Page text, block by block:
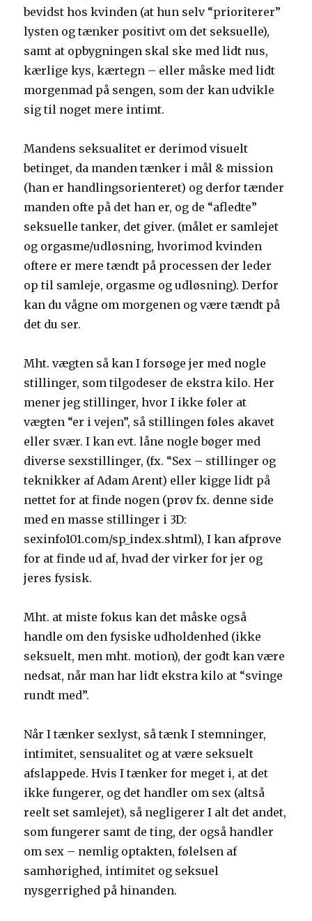
bevidst hos kvinden (at hun selv “prioriterer”
lysten og tænker positivt om det seksuelle),
samt at opbygningen skal ske med lidt nus,
kærlige kys, kærtegn – eller måske med lidt
morgenmad på sengen, som der kan udvikle
sig til noget mere intimt.
Mandens seksualitet er derimod visuelt
betinget, da manden tænker i mål & mission
(han er handlingsorienteret) og derfor tænder
manden ofte på det han er, og de “afledte”
seksuelle tanker, det giver. (målet er samlejet
og orgasme/udløsning, hvorimod kvinden
oftere er mere tændt på processen der leder
op til samleje, orgasme og udløsning). Derfor
kan du vågne om morgenen og være tændt på
det du ser.
Mht. vægten så kan I forsøge jer med nogle
stillinger, som tilgodeser de ekstra kilo. Her
mener jeg stillinger, hvor I ikke føler at
vægten “er i vejen”, så stillingen føles akavet
eller svær. I kan evt. låne nogle bøger med
diverse sexstillinger, (fx. “Sex – stillinger og
teknikker af Adam Arent) eller kigge lidt på
nettet for at finde nogen (prøv fx. denne side
med en masse stillinger i 3D:
sexinfo101.com/sp_index.shtml), I kan afprøve
for at finde ud af, hvad der virker for jer og
jeres fysisk.
Mht. at miste fokus kan det måske også
handle om den fysiske udholdenhed (ikke
seksuelt, men mht. motion), der godt kan være
nedsat, når man har lidt ekstra kilo at “svinge
rundt med”.
Når I tænker sexlyst, så tænk I stemninger,
intimitet, sensualitet og at være seksuelt
afslappede. Hvis I tænker for meget i, at det
ikke fungerer, og det handler om sex (altså
reelt set samlejet), så negligerer I alt det andet,
som fungerer samt de ting, der også handler
om sex – nemlig optakten, følelsen af
samhørighed, intimitet og seksuel
nysgerrighed på hinanden.